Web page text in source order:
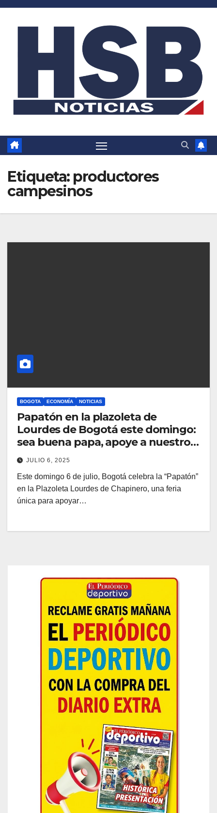
Saltar
Etiqueta: productores
campesinos
BOGOTA ECONOMÍA NOTICIAS
Papatón en la plazoleta de
Lourdes de Bogotá este domingo:
sea buena papa, apoye a nuestros
campesinos
JULIO 6, 2025
Este domingo 6 de julio, Bogotá celebra la “Papatón”
en la Plazoleta Lourdes de Chapinero, una feria
única para apoyar…